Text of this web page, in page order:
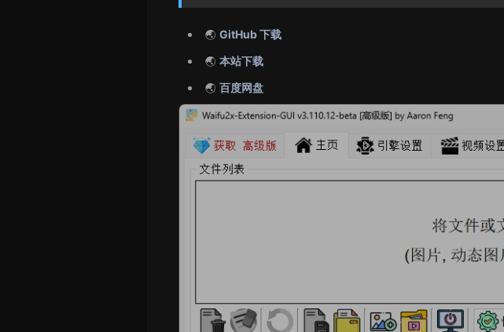
🌏 GitHub 下载
🌏 本站下载
🌏 百度网盘